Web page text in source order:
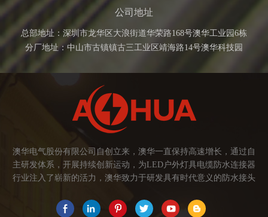
公司地址
总部地址：深圳市龙华区大浪街道华荣路168号澳华工业园6栋
分厂地址：中山市古镇镇古三工业区靖海路14号澳华科技园
澳华电气股份有限公司自创立来，澳华一直保持高速增长，通过自
主研发体系，开展持续创新运动，为LED户外灯具电缆防水连接器
行业注入了崭新的活力，澳华致力于研发具有时代意义的防水接头
物生长灯、高铁动车、养殖畜牧、水族设备、发热瓷砖、船舶、油